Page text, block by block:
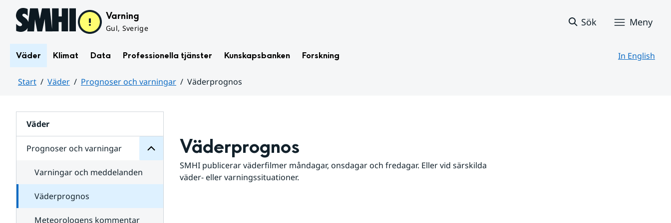
Hoppa till sidans innehåll Varning
Gul, Sverige
Sök Meny
Väder Klimat Data Professionella tjänster Kunskapsbanken Forskning In English
Start Väder Prognoser och varningar
Väderprognos
Väder
Prognoser och varningar
för
varningar
Varningar och meddelanden
Väderprognos
Meteorologens kommentar
Väderprognos
SMHI publicerar väderfilmer måndagar, onsdagar och fredagar. Eller vid särskilda
väder- eller varningssituationer.